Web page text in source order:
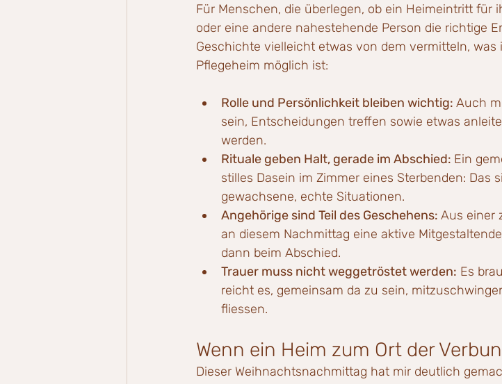
Für Menschen, die überlegen, ob ein Heimeintritt für
oder eine andere nahestehende Person die richtige
Geschichte vielleicht etwas von dem vermitteln,
Pflegeheim möglich ist:
Rolle und Persönlichkeit bleiben wichtig: Auch
sein, Entscheidungen treffen sowie etwas
werden.
Rituale geben Halt, gerade im Abschied: Ein
stilles Dasein im Zimmer eines Sterbenden: Das
gewachsene, echte Situationen.
Angehörige sind Teil des Geschehens: Aus einer
an diesem Nachmittag eine aktive
dann beim Abschied.
Trauer muss nicht weggetröstet werden: Es
reicht es, gemeinsam da zu sein,
fliessen.
Wenn ein Heim zum Ort der
Dieser Weihnachtsnachmittag hat mir deutlich